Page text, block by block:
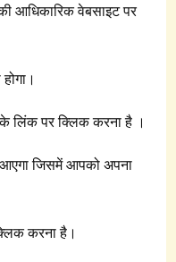
आधिकारिक वेबसाइट पर
लिंक पर क्लिक करना है ।
जिसमें आपको अपना
करना है।